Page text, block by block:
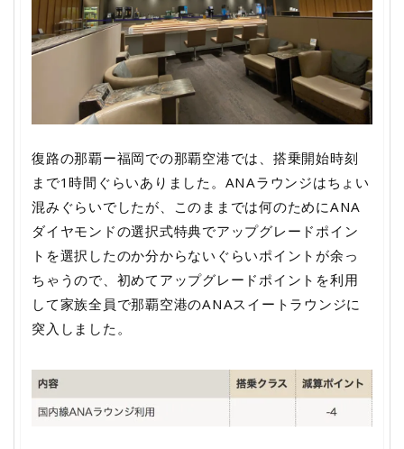
復路の那覇ー福岡での那覇空港では、搭乗開始時刻
まで1時間ぐらいありました。ANAラウンジはちょい
混みぐらいでしたが、このままでは何のためにANA
ダイヤモンドの選択式特典でアップグレードポイン
トを選択したのか分からないぐらいポイントが余っ
ちゃうので、初めてアップグレードポイントを利用
して家族全員で那覇空港のANAスイートラウンジに
突入しました。